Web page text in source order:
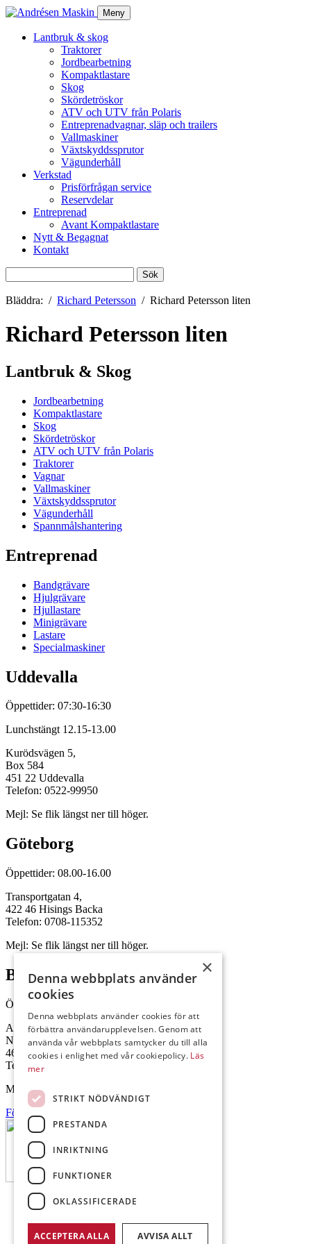
Meny
Lantbruk & skog
Traktorer
Jordbearbetning
Kompaktlastare
Skog
Skördetröskor
ATV och UTV från Polaris
Entreprenadvagnar, släp och trailers
Vallmaskiner
Växtskyddssprutor
Vägunderhåll
Verkstad
Prisförfrågan service
Reservdelar
Entreprenad
Avant Kompaktlastare
Nytt & Begagnat
Kontakt
efter:
Bläddra:
Richard Petersson Richard Petersson liten
Richard Petersson liten
Lantbruk & Skog
Jordbearbetning
Kompaktlastare
Skog
Skördetröskor
ATV och UTV från Polaris
Traktorer
Vagnar
Vallmaskiner
Växtskyddssprutor
Vägunderhåll
Spannmålshantering
Entreprenad
Bandgrävare
Hjulgrävare
Hjullastare
Minigrävare
Lastare
Specialmaskiner
Uddevalla
Öppettider: 07:30-16:30
Lunchstängt 12.15-13.00
Kurödsvägen 5,
Box 584
451 22 Uddevalla
Telefon: 0522-99950
Mejl: Se flik längst ner till höger.
Göteborg
Öppettider: 08.00-16.00
Transportgatan 4,
422 46 Hisings Backa
Telefon: 0708-115352
Mejl: Se flik längst ner till höger.
Brålanda
Öppettider: 07:00-16:00
Andrésen Maskin i Brålanda AB
Nuntorp 301
464 64 Brålanda
Telefon: 0521-57 57 30
Mejl: Se flik längst ner till höger.
Följ oss på Facebook
×
Denna webbplats använder
cookies
Denna webbplats använder cookies för att
förbättra användarupplevelsen. Genom att
använda vår webbplats samtycker du till alla
cookies i enlighet med vår cookiepolicy. Läs
mer
STRIKT NÖDVÄNDIGT
PRESTANDA
INRIKTNING
FUNKTIONER
OKLASSIFICERADE
ACCEPTERA ALLA AVVISA ALLT